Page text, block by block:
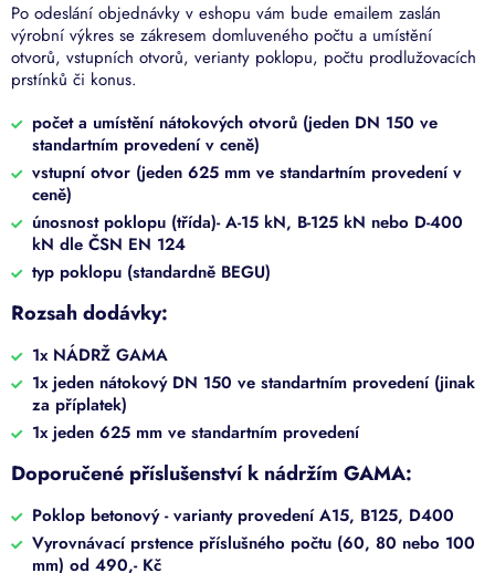
Po odeslání objednávky v eshopu vám bude emailem zaslán
výrobní výkres se zákresem domluveného počtu a umístění
otvorů, vstupních otvorů, verianty poklopu, počtu prodlužovacích
prstínků či konus.
počet a umístění nátokových otvorů (jeden DN 150 ve
standartním provedení v ceně)
vstupní otvor (jeden 625 mm ve standartním provedení v
ceně)
únosnost poklopu (třída)-A-15 kN, B-125 kN nebo D-400
kN dle ČSN EN 124
typ poklopu (standardně BEGU)
Rozsah dodávky:
1x NÁDRŽ GAMA
1x jeden nátokový DN 150 ve standartním provedení (jinak
za příplatek)
1x jeden 625 mm ve standartním provedení
Doporučené příslušenství k nádržím GAMA:
Poklop betonový - varianty provedení A15, B125, D400
Vyrovnávací prstence příslušného počtu (60, 80 nebo 100
mm) od 490,- Kč